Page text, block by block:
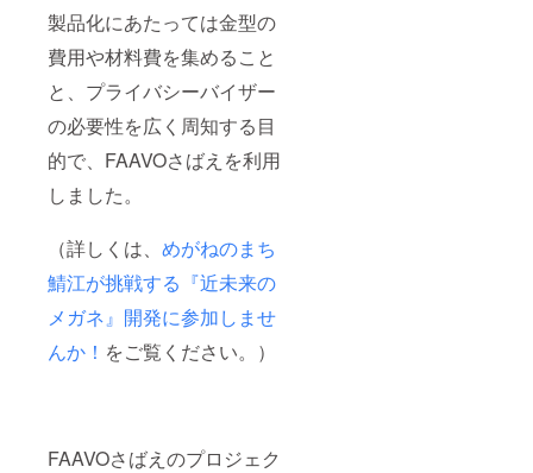
製品化にあたっては金型の
費用や材料費を集めること
と、プライバシーバイザー
の必要性を広く周知する目
的で、FAAVOさばえを利用
しました。
（詳しくは、 めがねのまち
鯖江が挑戦する『近未来の
メガネ』開発に参加しませ
んか！ をご覧ください。）
FAAVOさばえのプロジェク